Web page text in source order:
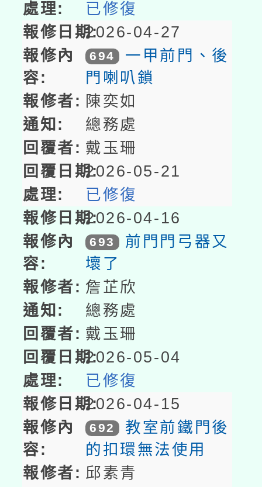
已修復
2026-04-27
694
一甲前門、後
門喇叭鎖
陳奕如
總務處
戴玉珊
2026-05-21
已修復
2026-04-16
693
前門門弓器又
壞了
詹芷欣
總務處
戴玉珊
2026-05-04
已修復
2026-04-15
692
教室前鐵門後
的扣環無法使用
邱素青